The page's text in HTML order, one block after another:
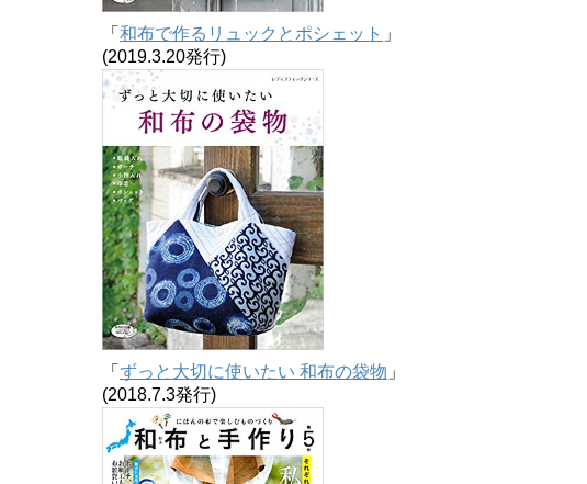
「 和布で作るリュックとポシェット 」
(2019.3.20発行)
「 ずっと大切に使いたい 和布の袋物 」
(2018.7.3発行)